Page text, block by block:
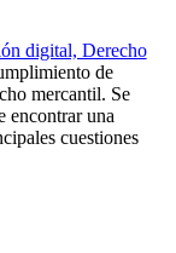
digital, Derecho
de
mercantil. Se
encontrar una
cuestiones